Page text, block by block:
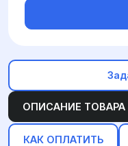
ОПИСАНИЕ ТОВАРА
КАК ОПЛАТИТЬ